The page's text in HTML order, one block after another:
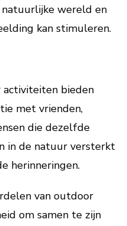
wereld en
kan stimuleren.
activiteiten bieden
met vrienden,
die dezelfde
in de natuur versterkt
herinneringen.
van outdoor
om samen te zijn